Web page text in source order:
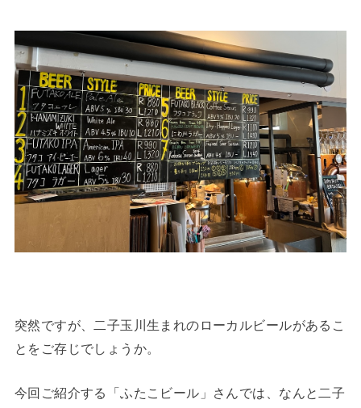
突然ですが、二子玉川生まれのローカルビールがあるこ
とをご存じでしょうか。
今回ご紹介する「ふたこビール」さんでは、なんと二子